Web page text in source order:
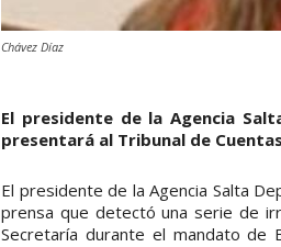
Chávez Díaz
El presidente de la Agencia
presentará al Tribunal de
El presidente de la Agencia Salta
prensa que detectó una serie de
Secretaría durante el mandato de